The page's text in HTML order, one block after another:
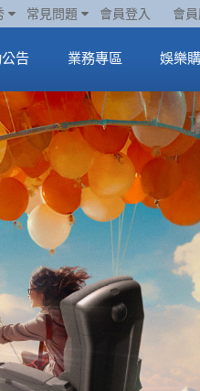
常見問題 會員登入 會
《橡樹街
火熱預售中《
電影套餐
賣中
《劇場版吉伊
告 業務專區 娛樂